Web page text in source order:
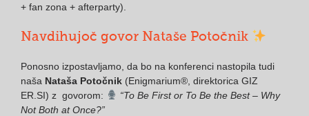
+ fan zona + afterparty).
Navdihujoč govor Nataše Potočnik
Ponosno izpostavljamo, da bo na konferenci nastopila tudi
naša Nataša Potočnik(Enigmarium®, direktorica GIZ
ER.SI) z govorom:
“To Be First or To Be the Best – Why
Not Both at Once?”